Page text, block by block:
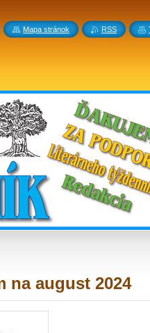
na august 2024
Mapa stránok RSS